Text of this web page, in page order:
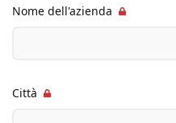
Nome dell'azienda
Città